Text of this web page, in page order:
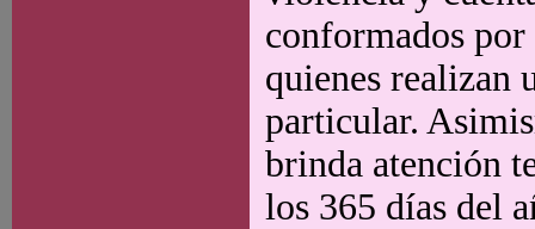
conformados por
quienes realizan
particular.
brinda atención
los 365 días del